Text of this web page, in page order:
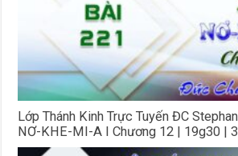
Lớp Thánh Kinh Trực Tuyến ĐC
NƠ-KHE-MI-A I Chương 12 | 19g30 |